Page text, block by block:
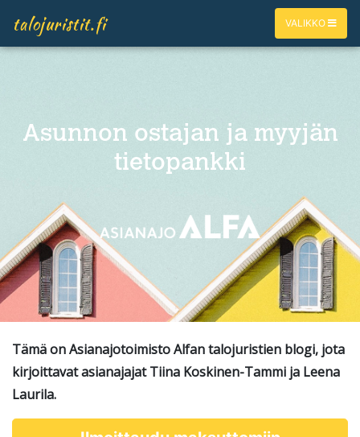
talojuristit.fi VALIKKO
Asunnon ostajan ja myyjän
tietopankki
Tämä on Asianajotoimisto Alfan talojuristien blogi, jota
kirjoittavat asianajajat Tiina Koskinen-Tammi ja Leena
Laurila.